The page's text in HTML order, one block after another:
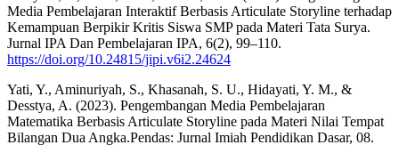
Media Pembelajaran Interaktif Berbasis Articulate Storyline terhadap
Kemampuan Berpikir Kritis Siswa SMP pada Materi Tata Surya.
Jurnal IPA Dan Pembelajaran IPA, 6(2), 99–110.
https://doi.org/10.24815/jipi.v6i2.24624
Yati, Y., Aminuriyah, S., Khasanah, S. U., Hidayati, Y. M., &
Desstya, A. (2023). Pengembangan Media Pembelajaran
Matematika Berbasis Articulate Storyline pada Materi Nilai Tempat
Bilangan Dua Angka.Pendas: Jurnal Imiah Pendidikan Dasar, 08.